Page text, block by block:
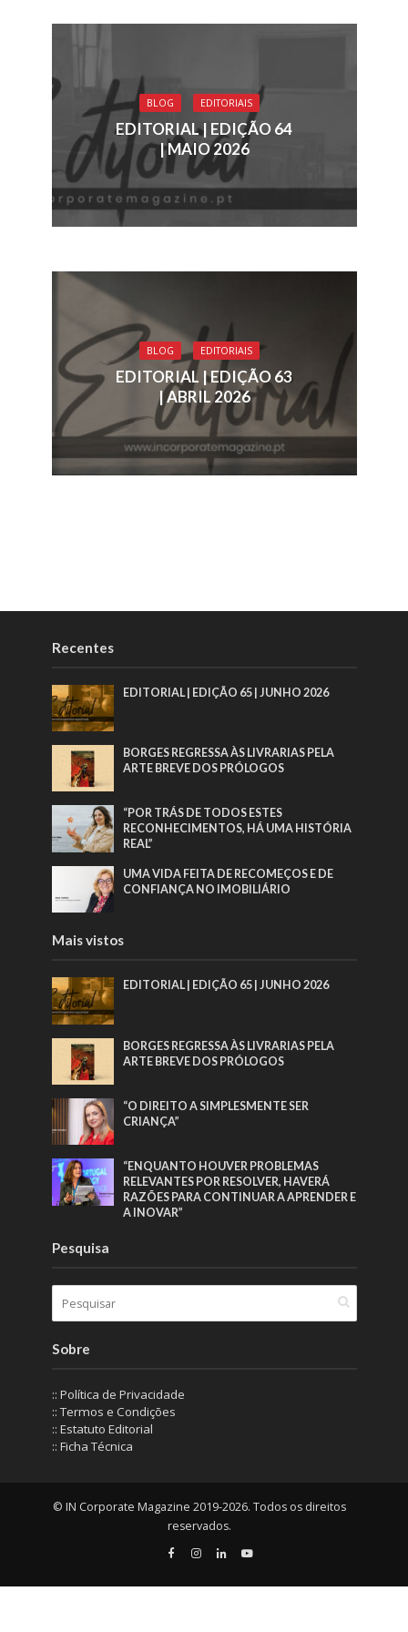
BLOG EDITORIAIS
EDITORIAL | EDIÇÃO 64
| MAIO 2026
BLOG EDITORIAIS
EDITORIAL | EDIÇÃO 63
| ABRIL 2026
Recentes
EDITORIAL | EDIÇÃO 65 | JUNHO 2026
BORGES REGRESSA ÀS LIVRARIAS PELA
ARTE BREVE DOS PRÓLOGOS
“POR TRÁS DE TODOS ESTES
RECONHECIMENTOS, HÁ UMA HISTÓRIA
REAL”
UMA VIDA FEITA DE RECOMEÇOS E DE
CONFIANÇA NO IMOBILIÁRIO
Mais vistos
EDITORIAL | EDIÇÃO 65 | JUNHO 2026
BORGES REGRESSA ÀS LIVRARIAS PELA
ARTE BREVE DOS PRÓLOGOS
“O DIREITO A SIMPLESMENTE SER
CRIANÇA”
“ENQUANTO HOUVER PROBLEMAS
RELEVANTES POR RESOLVER, HAVERÁ
RAZÕES PARA CONTINUAR A APRENDER E
A INOVAR”
Pesquisa
Sobre
:: Política de Privacidade
:: Termos e Condições
:: Estatuto Editorial
:: Ficha Técnica
© IN Corporate Magazine 2019-2026. Todos os direitos
reservados.